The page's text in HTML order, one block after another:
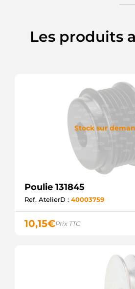
Les produits
Stock sur
Poulie 131845
Ref. AtelierD : 40003759
10,15€Prix TTC